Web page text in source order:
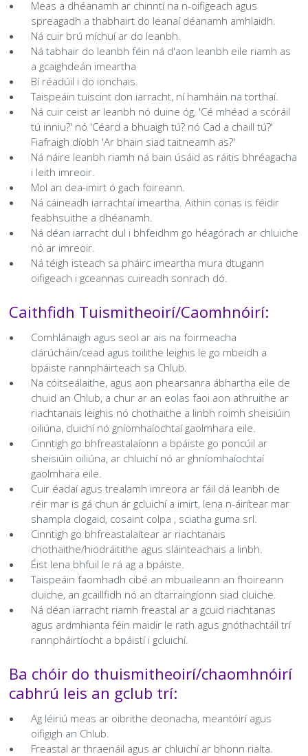
Íomhánna Grianghrafadóireachta agus Treoirlínte don
Láithreán Gréasáin
Beartas Saor ó Thobac agus Vape
Beartas um Úsáid Substaintí
Beartas Príobháideachais
Conas is féidir leat do sheisiúin a mhodhnú le bheith
cuimsitheach?
Polasaithe Ilchineálachta & Cuimsithe
Cumann Staire
Rothaithe KC
Bothán na bhFear
Snooker Terms and Conditions
Leadóg
Glaoigh Orainn
Meas a dhéanamh ar chinntí na n-oifigeach agus
spreagadh a thabhairt do leanaí déanamh amhlaidh.
Ná cuir brú míchuí ar do leanbh.
Ná tabhair do leanbh féin ná d'aon leanbh eile riamh as
a gcaighdeán imeartha
Bí réadúil i do ionchais.
Taispeáin tuiscint don iarracht, ní hamháin na torthaí.
Ná cuir ceist ar leanbh nó duine óg, 'Cé mhéad a scóráil
tú inniu?' nó 'Céard a bhuaigh tú? nó Cad a chaill tú?'
Fiafraigh díobh 'Ar bhain siad taitneamh as?'
Ná náire leanbh riamh ná bain úsáid as ráitis bhréagacha
i leith imreoir.
Mol an dea-imirt ó gach foireann.
Ná cáineadh iarrachtaí imeartha. Aithin conas is féidir
feabhsuithe a dhéanamh.
Ná déan iarracht dul i bhfeidhm go héagórach ar chluiche
nó ar imreoir.
Ná téigh isteach sa pháirc imeartha mura dtugann
oifigeach i gceannas cuireadh sonrach dó.
Caithfidh Tuismitheoirí/Caomhnóirí:
Comhlánaigh agus seol ar ais na foirmeacha
clárúcháin/cead agus toilithe leighis le go mbeidh a
bpáiste rannpháirteach sa Chlub.
Na cóitseálaithe, agus aon phearsanra ábhartha eile de
chuid an Chlub, a chur ar an eolas faoi aon athruithe ar
riachtanais leighis nó chothaithe a linbh roimh sheisiúin
oiliúna, cluichí nó gníomhaíochtaí gaolmhara eile.
Cinntigh go bhfreastalaíonn a bpáiste go poncúil ar
sheisiúin oiliúna, ar chluichí nó ar ghníomhaíochtaí
gaolmhara eile.
Cuir éadaí agus trealamh imreora ar fáil dá leanbh de
réir mar is gá chun ár gcluichí a imirt, lena n-áirítear mar
shampla clogaid, cosaint colpa , sciatha guma srl.
Cinntigh go bhfreastalaítear ar riachtanais
chothaithe/hiodráitithe agus sláinteachais a linbh.
Éist lena bhfuil le rá ag a bpáiste.
Taispeáin faomhadh cibé an mbuaileann an fhoireann
cluiche, an gcaillfidh nó an dtarraingíonn siad cluiche.
Ná déan iarracht riamh freastal ar a gcuid riachtanas
agus ardmhianta féin maidir le rath agus gnóthachtáil trí
rannpháirtíocht a bpáistí i gcluichí.
Ba chóir do thuismitheoirí/chaomhnóirí
cabhrú leis an gclub trí:
Ag léiriú meas ar oibrithe deonacha, meantóirí agus
oifigigh an Chlub.
Freastal ar thraenáil agus ar chluichí ar bhonn rialta.